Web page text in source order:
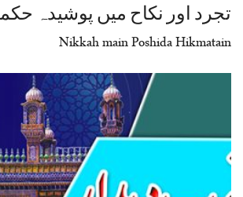
Nikkah main Poshida Hikmatain